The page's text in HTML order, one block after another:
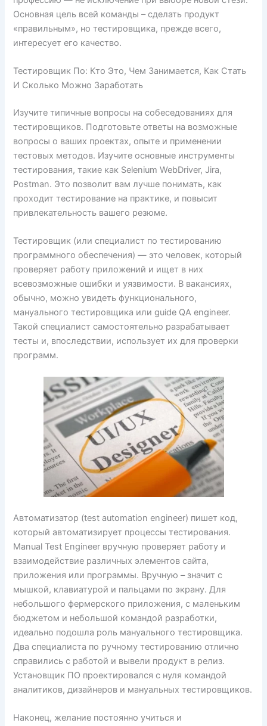
Основная цель всей команды – сделать продукт
«правильным», но тестировщика, прежде всего,
интересует его качество.
Тестировщик По: Кто Это, Чем Занимается, Как Стать
И Сколько Можно Заработать
Изучите типичные вопросы на собеседованиях для
тестировщиков. Подготовьте ответы на возможные
вопросы о ваших проектах, опыте и применении
тестовых методов. Изучите основные инструменты
тестирования, такие как Selenium WebDriver, Jira,
Postman. Это позволит вам лучше понимать, как
проходит тестирование на практике, и повысит
привлекательность вашего резюме.
Тестировщик (или специалист по тестированию
программного обеспечения) — это человек, который
проверяет работу приложений и ищет в них
всевозможные ошибки и уязвимости. В вакансиях,
обычно, можно увидеть функционального,
мануального тестировщика или guide QA engineer.
Такой специалист самостоятельно разрабатывает
тесты и, впоследствии, использует их для проверки
программ.
Автоматизатор (test automation engineer) пишет код,
который автоматизирует процессы тестирования.
Manual Test Engineer вручную проверяет работу и
взаимодействие различных элементов сайта,
приложения или программы. Вручную – значит с
мышкой, клавиатурой и пальцами по экрану. Для
небольшого фермерского приложения, с маленьким
бюджетом и небольшой командой разработки,
идеально подошла роль мануального тестировщика.
Два специалиста по ручному тестированию отлично
справились с работой и вывели продукт в релиз.
Установщик ПО проектировался с нуля командой
аналитиков, дизайнеров и мануальных тестировщиков.
Наконец, желание постоянно учиться и